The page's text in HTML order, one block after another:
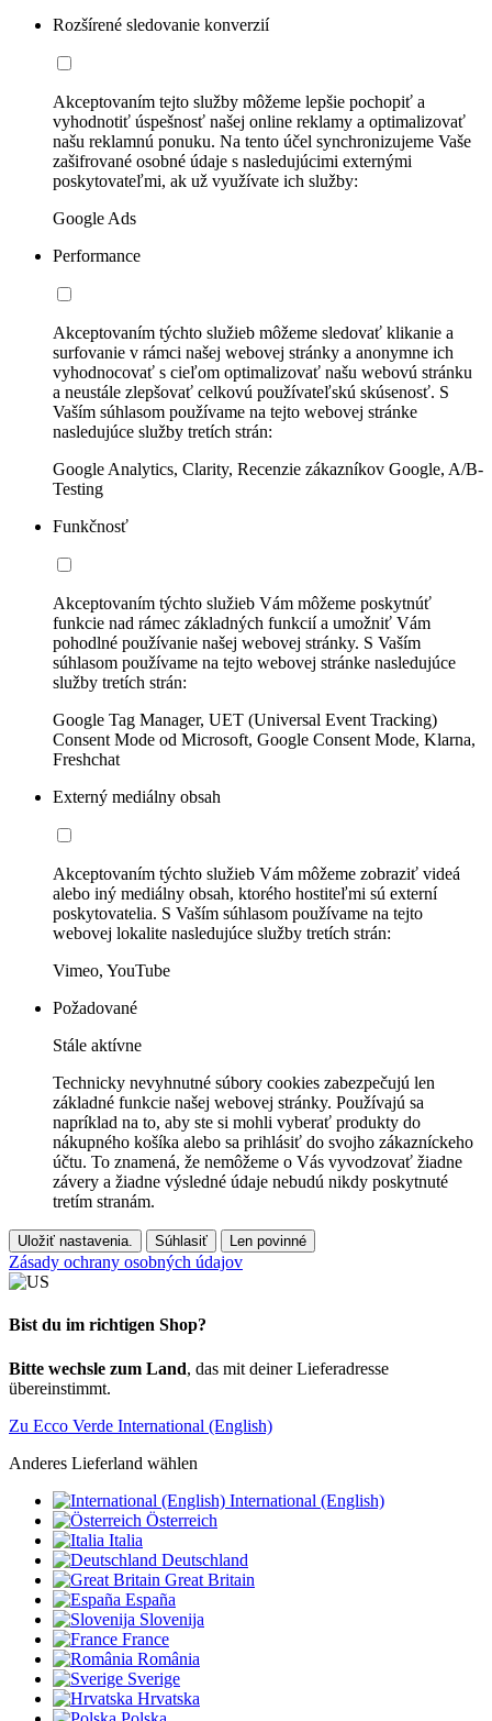
Rozšírené sledovanie konverzií
Akceptovaním tejto služby môžeme lepšie pochopiť a
vyhodnotiť úspešnosť našej online reklamy a optimalizovať
našu reklamnú ponuku. Na tento účel synchronizujeme Vaše
zašifrované osobné údaje s nasledujúcimi externými
poskytovateľmi, ak už využívate ich služby:
Google Ads
Performance
Akceptovaním týchto služieb môžeme sledovať klikanie a
surfovanie v rámci našej webovej stránky a anonymne ich
vyhodnocovať s cieľom optimalizovať našu webovú stránku
a neustále zlepšovať celkovú používateľskú skúsenosť. S
Vaším súhlasom používame na tejto webovej stránke
nasledujúce služby tretích strán:
Google Analytics, Clarity, Recenzie zákazníkov Google, A/B-
Testing
Funkčnosť
Akceptovaním týchto služieb Vám môžeme poskytnúť
funkcie nad rámec základných funkcií a umožniť Vám
pohodlné používanie našej webovej stránky. S Vaším
súhlasom používame na tejto webovej stránke nasledujúce
služby tretích strán:
Google Tag Manager, UET (Universal Event Tracking)
Consent Mode od Microsoft, Google Consent Mode, Klarna,
Freshchat
Externý mediálny obsah
Akceptovaním týchto služieb Vám môžeme zobraziť videá
alebo iný mediálny obsah, ktorého hostiteľmi sú externí
poskytovatelia. S Vaším súhlasom používame na tejto
webovej lokalite nasledujúce služby tretích strán:
Vimeo, YouTube
Požadované
Stále aktívne
Technicky nevyhnutné súbory cookies zabezpečujú len
základné funkcie našej webovej stránky. Používajú sa
napríklad na to, aby ste si mohli vyberať produkty do
nákupného košíka alebo sa prihlásiť do svojho zákazníckeho
účtu. To znamená, že nemôžeme o Vás vyvodzovať žiadne
závery a žiadne výsledné údaje nebudú nikdy poskytnuté
tretím stranám.
Uložiť nastavenia. Súhlasiť Len povinné
Zásady ochrany osobných údajov
Bist du im richtigen Shop?
Bitte wechsle zum Land, das mit deiner Lieferadresse
übereinstimmt.
Zu Ecco Verde International (English)
Anderes Lieferland wählen
International (English)
Österreich
Italia
Deutschland
Great Britain
España
Slovenija
France
România
Sverige
Hrvatska